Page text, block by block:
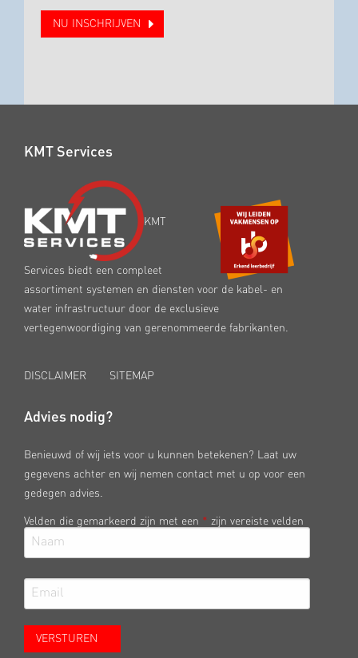
NU INSCHRIJVEN
KMT Services
KMT
Services biedt een compleet
assortiment systemen en diensten voor de kabel- en
water infrastructuur door de exclusieve
vertegenwoordiging van gerenommeerde fabrikanten.
DISCLAIMER SITEMAP
Advies nodig?
Benieuwd of wij iets voor u kunnen betekenen? Laat uw
gegevens achter en wij nemen contact met u op voor een
gedegen advies.
Velden die gemarkeerd zijn met een * zijn vereiste velden